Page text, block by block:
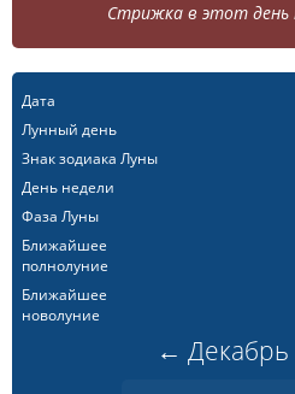
Стрижка в этот день
Дата
Лунный день
Знак зодиака Луны
День недели
Фаза Луны
Ближайшее
полнолуние
Ближайшее
новолуние
← Декабрь